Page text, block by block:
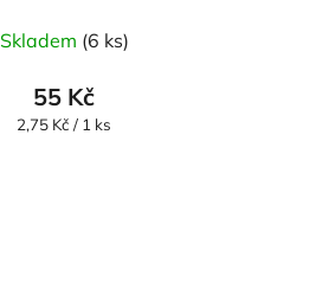
hodnocení
produktu
je
Skladem (6 ks)
55 Kč
Měrná
2,75 Kč / 1 ks